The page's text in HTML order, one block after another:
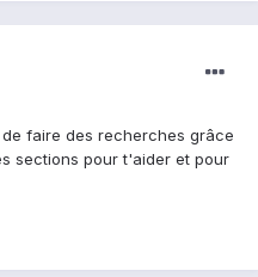
faire des recherches grâce
sections pour t'aider et pour